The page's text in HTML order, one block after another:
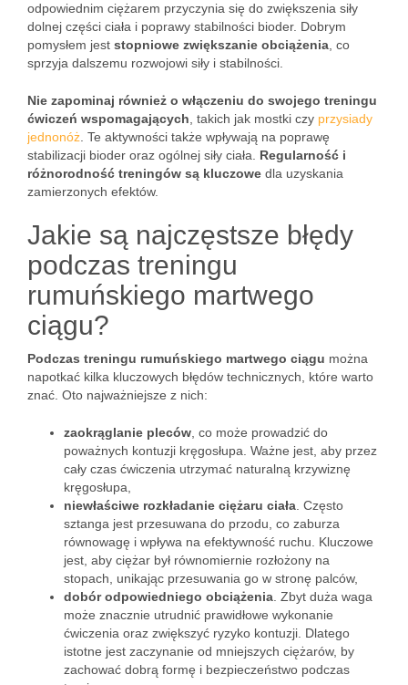
odpowiednim ciężarem przyczynia się do zwiększenia siły
dolnej części ciała i poprawy stabilności bioder. Dobrym
pomysłem jest stopniowe zwiększanie obciążenia , co
sprzyja dalszemu rozwojowi siły i stabilności.
Nie zapominaj również o włączeniu do swojego treningu
ćwiczeń wspomagających , takich jak mostki czy przysiady
jednonóż . Te aktywności także wpływają na poprawę
stabilizacji bioder oraz ogólnej siły ciała. Regularność i
różnorodność treningów są kluczowe dla uzyskania
zamierzonych efektów.
Jakie są najczęstsze błędy
podczas treningu
rumuńskiego martwego
ciągu?
Podczas treningu rumuńskiego martwego ciągu można
napotkać kilka kluczowych błędów technicznych, które warto
znać. Oto najważniejsze z nich:
zaokrąglanie pleców , co może prowadzić do
poważnych kontuzji kręgosłupa. Ważne jest, aby przez
cały czas ćwiczenia utrzymać naturalną krzywiznę
kręgosłupa,
niewłaściwe rozkładanie ciężaru ciała . Często
sztanga jest przesuwana do przodu, co zaburza
równowagę i wpływa na efektywność ruchu. Kluczowe
jest, aby ciężar był równomiernie rozłożony na
stopach, unikając przesuwania go w stronę palców,
dobór odpowiedniego obciążenia . Zbyt duża waga
może znacznie utrudnić prawidłowe wykonanie
ćwiczenia oraz zwiększyć ryzyko kontuzji. Dlatego
istotne jest zaczynanie od mniejszych ciężarów, by
zachować dobrą formę i bezpieczeństwo podczas